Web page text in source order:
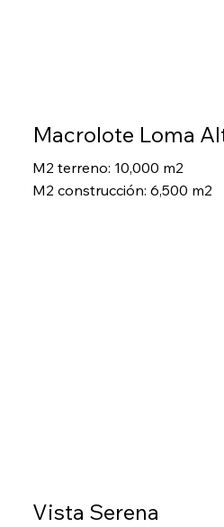
Macrolote Loma
M2 terreno: 10,000 m2
M2 construcción: 6,500 m2
Vista Serena